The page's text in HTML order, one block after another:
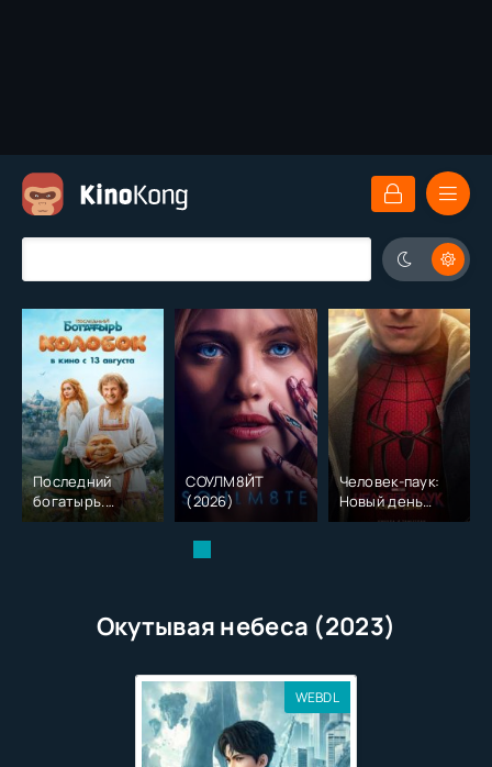
Последний
богатырь.
Колобок (2026)
СОУЛМ8ЙТ
(2026)
Человек-паук:
Новый день
(2026)
Окутывая небеса (2023)
WEBDL